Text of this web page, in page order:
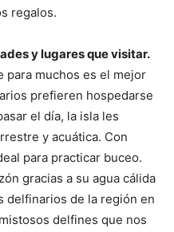
regalos.
y lugares que visitar.
para muchos es el mejor
prefieren hospedarse
el día, la isla les
y acuática. Con
para practicar buceo.
gracias a su agua cálida
delfinarios de la región en
delfines que nos